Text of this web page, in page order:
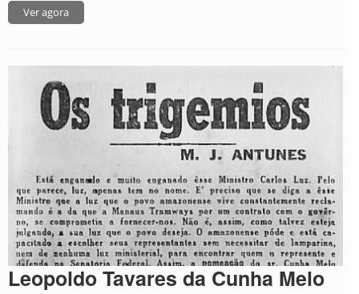
Ver agora
Leopoldo Tavares da Cunha Melo